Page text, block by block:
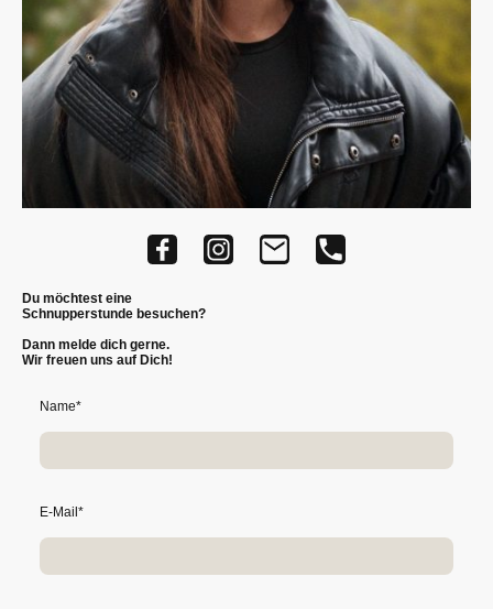
Du möchtest eine
Schnupperstunde besuchen?
Dann melde dich gerne.
Wir freuen uns auf Dich!
Name*
E-Mail *